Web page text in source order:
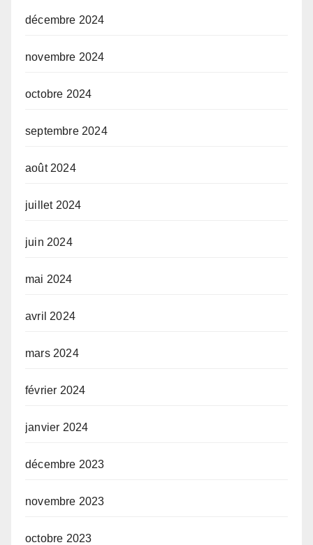
décembre 2024
novembre 2024
octobre 2024
septembre 2024
août 2024
juillet 2024
juin 2024
mai 2024
avril 2024
mars 2024
février 2024
janvier 2024
décembre 2023
novembre 2023
octobre 2023